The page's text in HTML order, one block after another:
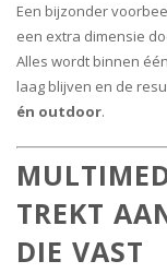
Een bijzonder
een extra dimensie
Alles wordt binnen
laag blijven en de
én outdoor.
TREKT
DIE VAST